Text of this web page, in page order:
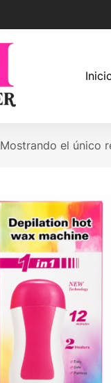
Mostrando el único